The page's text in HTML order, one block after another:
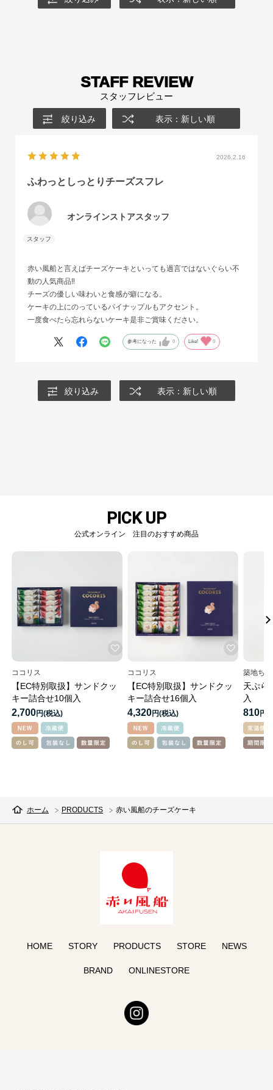
STAFF REVIEW
スタッフレビュー
絞り込み 表示：新しい順
2026.2.16
ふわっとしっとりチーズスフレ
オンラインストアスタッフ
赤い風船と言えばチーズケーキといっても過言ではないぐらい不
動の人気商品‼
チーズの優しい味わいと食感が癖になる。
ケーキの上にのっているパイナップルもアクセント。
一度食べたら忘れらないケーキ是非ご賞味ください。
参考になった 0 Like! 0
絞り込み 表示：新しい順
PICK UP
公式オンライン 注目のおすすめ商品
ココリス
【EC特別取扱】サンドクッ
キー詰合せ10個入
2,700円
ココリス
【EC特別取扱】サンドクッ
キー詰合せ16個入
4,320円
築地ち
天ぷら
入
810円
ホーム PRODUCTS 赤い風船のチーズケーキ
HOME STORY PRODUCTS STORE NEWS
BRAND ONLINESTORE